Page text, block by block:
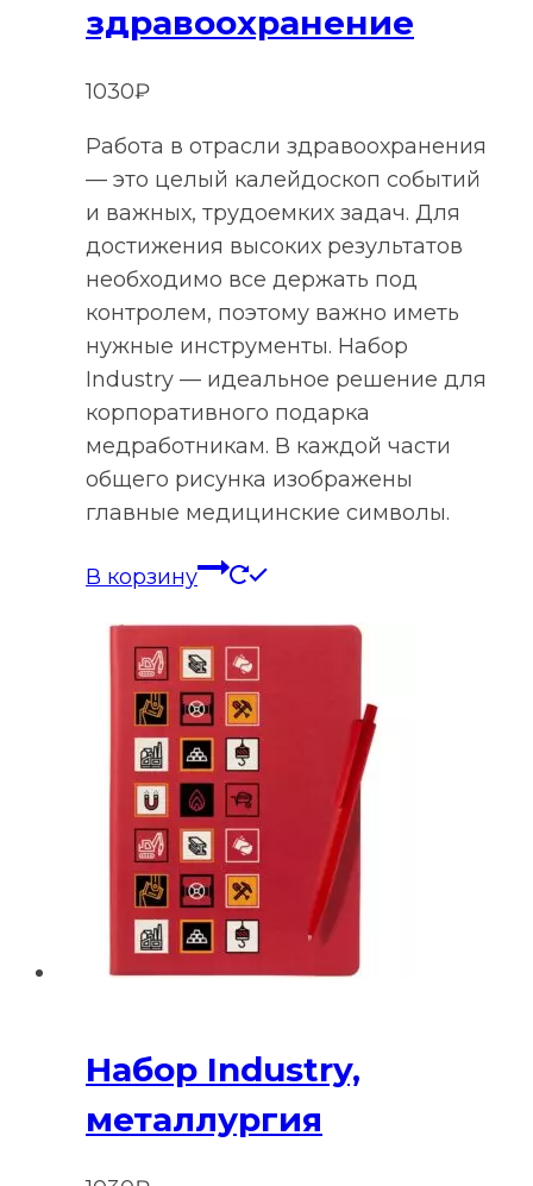
здравоохранение
1030₽
Работа в отрасли здравоохранения
— это целый калейдоскоп событий
и важных, трудоемких задач. Для
достижения высоких результатов
необходимо все держать под
контролем, поэтому важно иметь
нужные инструменты. Набор
Industry — идеальное решение для
корпоративного подарка
медработникам. В каждой части
общего рисунка изображены
главные медицинские символы.
В корзину
Набор Industry,
металлургия